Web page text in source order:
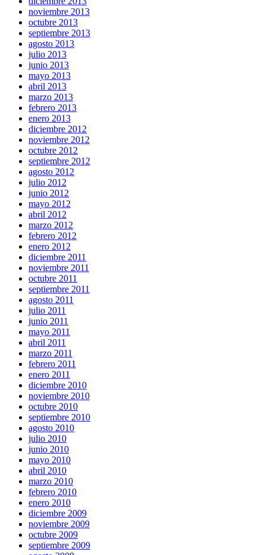
noviembre 2013
octubre 2013
septiembre 2013
agosto 2013
julio 2013
junio 2013
mayo 2013
abril 2013
marzo 2013
febrero 2013
enero 2013
diciembre 2012
noviembre 2012
octubre 2012
septiembre 2012
agosto 2012
julio 2012
junio 2012
mayo 2012
abril 2012
marzo 2012
febrero 2012
enero 2012
diciembre 2011
noviembre 2011
octubre 2011
septiembre 2011
agosto 2011
julio 2011
junio 2011
mayo 2011
abril 2011
marzo 2011
febrero 2011
enero 2011
diciembre 2010
noviembre 2010
octubre 2010
septiembre 2010
agosto 2010
julio 2010
junio 2010
mayo 2010
abril 2010
marzo 2010
febrero 2010
enero 2010
diciembre 2009
noviembre 2009
octubre 2009
septiembre 2009